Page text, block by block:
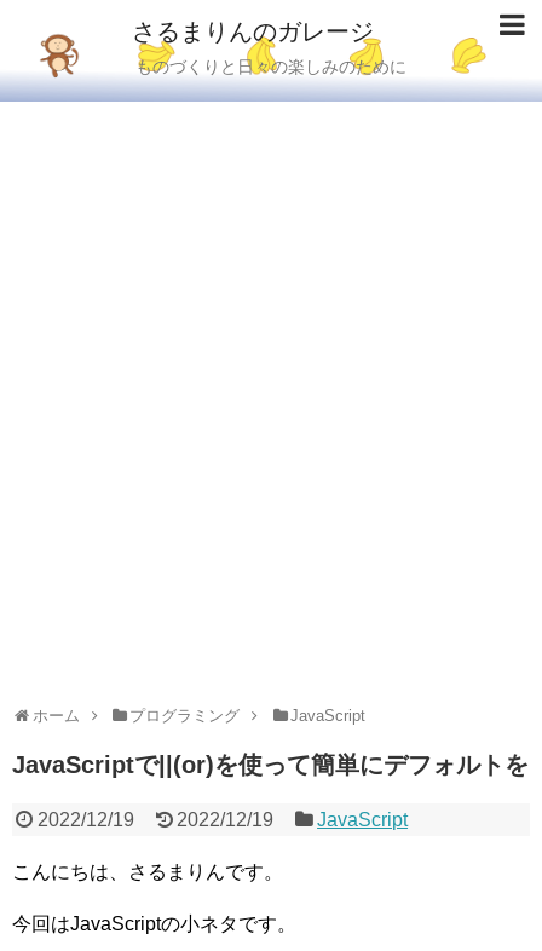
さるまりんのガレージ
ものづくりと日々の楽しみのために
ホーム プログラミング JavaScript
JavaScriptで||(or)を使って簡単にデフォルトを
2022/12/19 2022/12/19 JavaScript
こんにちは、さるまりんです。
今回はJavaScriptの小ネタです。